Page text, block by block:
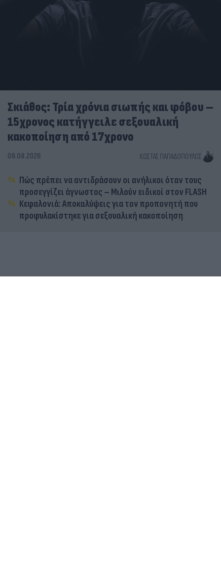
Σκιάθος: Τρία χρόνια σιωπής και φόβου –
15χρονος κατήγγειλε σεξουαλική
κακοποίηση από 17χρονο
09.08.2026 ΚΏΣΤΑΣ ΠΑΠΑΔΌΠΟΥΛΟΣ
Πώς πρέπει να αντιδράσουν οι ανήλικοι όταν τους
προσεγγίζει άγνωστος – Μιλούν ειδικοί στον FLASH
Κεφαλονιά: Αποκαλύψεις για τον προπονητή που
προφυλακίστηκε για σεξουαλική κακοποίηση